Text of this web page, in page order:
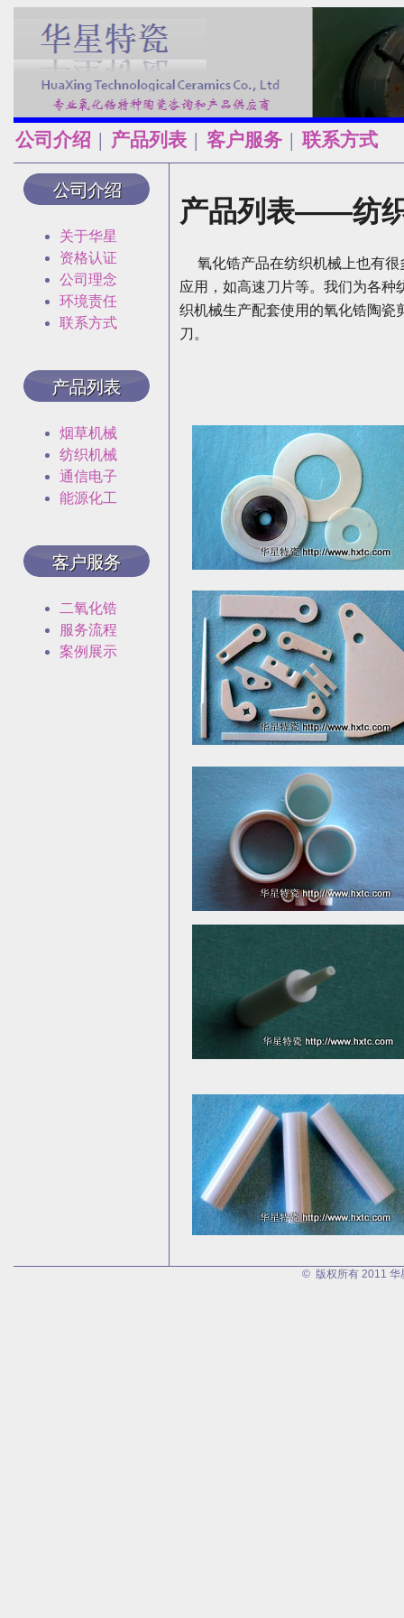
公司介绍 产品列表 客户服务 联系方式
关于华星
资格认证
公司理念
环境责任
联系方式
烟草机械
纺织机械
通信电子
能源化工
二氧化锆
服务流程
案例展示
产品列表——纺
氧化锆产品在纺织机械上也有很
应用，如高速刀片等。我们为各种
织机械生产配套使用的氧化锆陶瓷
刀。
© 版权所有 2011